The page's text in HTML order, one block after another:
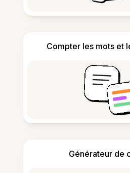
Compter les mots et
Générateur de